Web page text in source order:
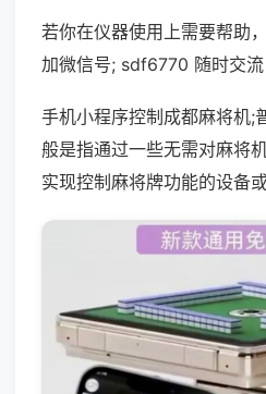
若你在仪器使用上需要帮助
加微信号; sdf6770 随时交流
手机小程序控制成都麻将机;
般是指通过一些无需对麻将
实现控制麻将牌功能的设备或